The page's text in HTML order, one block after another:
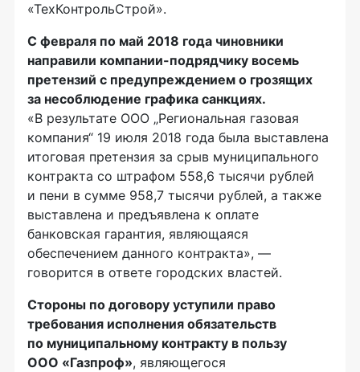
«ТехКонтрольСтрой».
С февраля по май 2018 года чиновники
направили компании-подрядчику восемь
претензий с предупреждением о грозящих
за несоблюдение графика санкциях.
«В результате ООО „Региональная газовая
компания“ 19 июля 2018 года была выставлена
итоговая претензия за срыв муниципального
контракта со штрафом 558,6 тысячи рублей
и пени в сумме 958,7 тысячи рублей, а также
выставлена и предъявлена к оплате
банковская гарантия, являющаяся
обеспечением данного контракта», —
говорится в ответе городских властей.
Стороны по договору уступили право
требования исполнения обязательств
по муниципальному контракту в пользу
ООО «Газпроф», являющегося